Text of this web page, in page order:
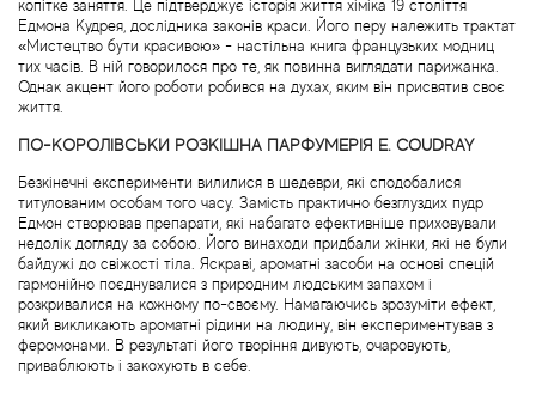
копітке заняття. Це підтверджує історія життя хіміка 19 століття
Едмона Кудрея, дослідника законів краси. Його перу належить трактат
«Мистецтво бути красивою» - настільна книга французьких модниц
тих часів. В ній говорилося про те, як повинна виглядати парижанка.
Однак акцент його роботи робився на духах, яким він присвятив своє
життя.
ПО-КОРОЛІВСЬКИ РОЗКІШНА ПАРФУМЕРІЯ E. COUDRAY
Безкінечні експерименти вилилися в шедеври, які сподобалися
титулованим особам того часу. Замість практично безглуздих пудр
Едмон створював препарати, які набагато ефективніше приховували
недолік догляду за собою. Його винаходи придбали жінки, які не були
байдужі до свіжості тіла. Яскраві, ароматні засоби на основі спецій
гармонійно поєднувалися з природним людським запахом і
розкривалися на кожному по-своєму. Намагаючись зрозуміти ефект,
який викликають ароматні рідини на людину, він експериментував з
феромонами. В результаті його творіння дивують, очаровують,
приваблюють і закохують в себе.
Bon Parfumeur
Bond No.9
Bottega Profumiera
Bottega Veneta
Boucheron
Brecourt